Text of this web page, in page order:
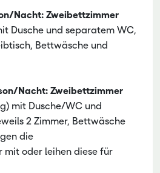
Nacht: Zweibettzimmer
Dusche und separatem WC,
Bettwäsche und
Nacht: Zweibettzimmer
mit Dusche/WC und
2 Zimmer, Bettwäsche
die
mit oder leihen diese für